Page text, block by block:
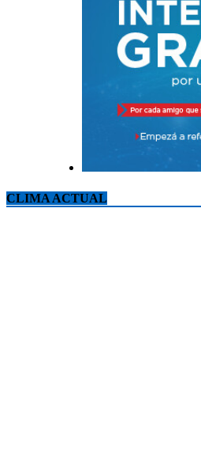
CLIMA ACTUAL